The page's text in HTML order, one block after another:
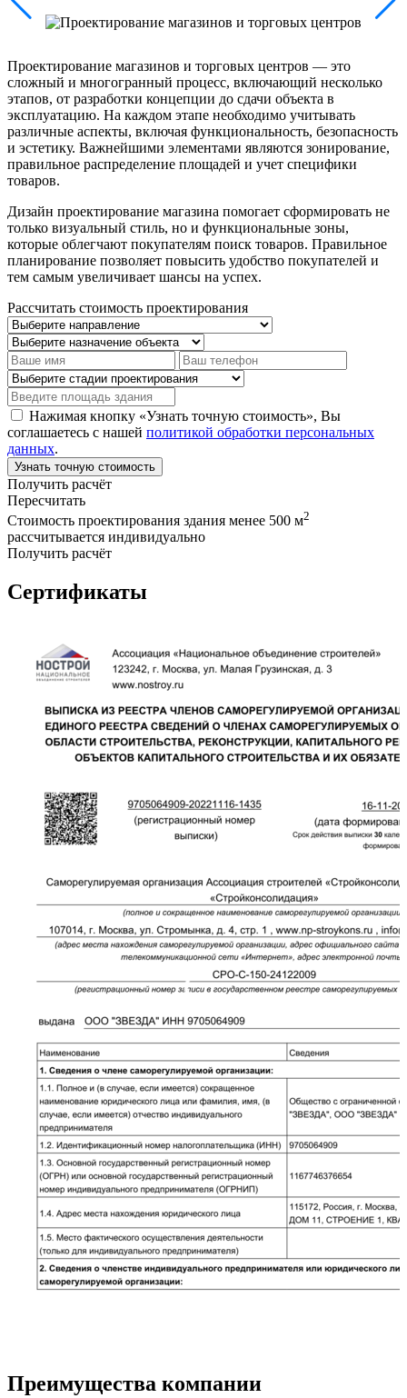
Проектирование магазинов и торговых центров — это
сложный и многогранный процесс, включающий несколько
этапов, от разработки концепции до сдачи объекта в
эксплуатацию. На каждом этапе необходимо учитывать
различные аспекты, включая функциональность, безопасность
и эстетику. Важнейшими элементами являются зонирование,
правильное распределение площадей и учет специфики
товаров.
Дизайн проектирование магазина помогает сформировать не
только визуальный стиль, но и функциональные зоны,
которые облегчают покупателям поиск товаров. Правильное
планирование позволяет повысить удобство покупателей и
тем самым увеличивает шансы на успех.
Рассчитать стоимость проектирования
Нажимая кнопку «Узнать точную стоимость», Вы
соглашаетесь с нашей политикой обработки персональных
данных.
Узнать точную стоимость
Получить расчёт
Пересчитать
Стоимость проектирования здания менее 500 м2
рассчитывается индивидуально
Получить расчёт
Сертификаты
Преимущества компании